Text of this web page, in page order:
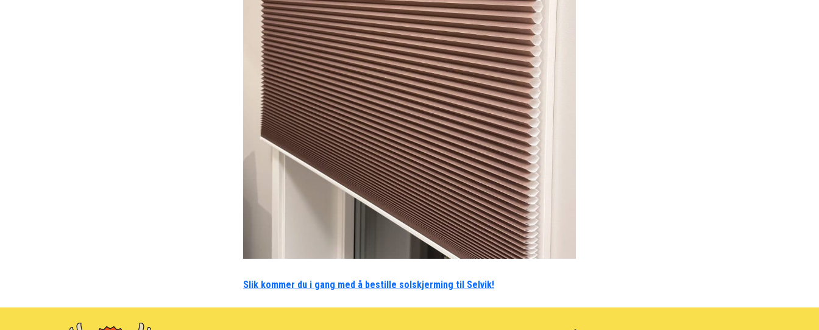
Slik kommer du i gang med å bestille solskjerming til Selvik!